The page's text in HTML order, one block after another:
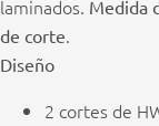
laminados. Medida
de corte.
Diseño
2 cortes de